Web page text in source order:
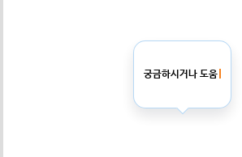
궁금하시거나 도움이 필요 하시면